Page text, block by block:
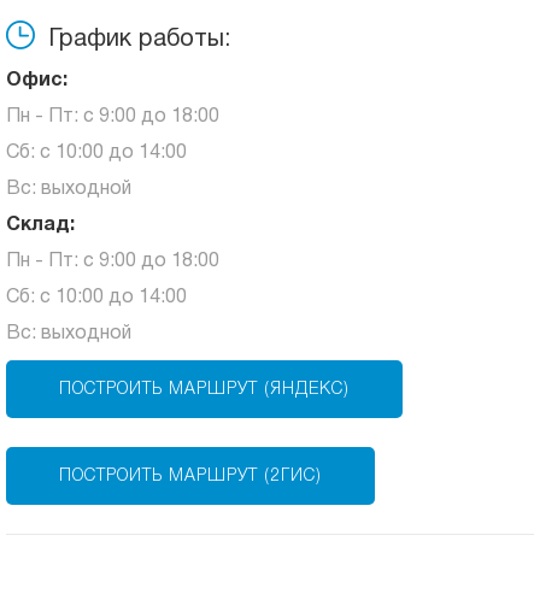
График работы:
Офис:
Пн - Пт: с 9:00 до 18:00
Сб: с 10:00 до 14:00
Вс: выходной
Склад:
Пн - Пт: с 9:00 до 18:00
Сб: с 10:00 до 14:00
Вс: выходной
ПОСТРОИТЬ МАРШРУТ (ЯНДЕКС)
ПОСТРОИТЬ МАРШРУТ (2ГИС)